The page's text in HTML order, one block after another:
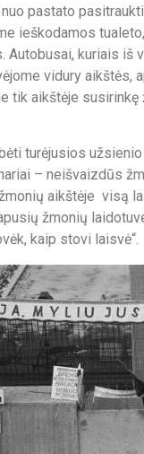
pastato
ieškodamos
Autobusai, kuriais
vidury
tik aikštėje
turėjusios
– neišvaizdūs
aikštėje visą
žmonių
kaip stovi laisvė“.